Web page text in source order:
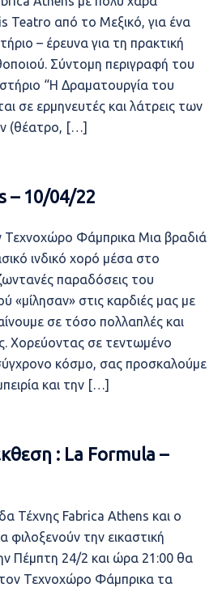
Teatro από το Μεξικό, για ένα
– έρευνα για τη πρακτική
Σύντομη περιγραφή του
“Η Δραματουργία του
σε ερμηνευτές και λάτρεις των
(θέατρο, […]
– 10/04/22
Τεχνοχώρο Φάμπρικα Μια βραδιά
ινδικό χορό μέσα στο
παραδόσεις του
«μίλησαν» στις καρδιές μας με
σε τόσο πολλαπλές και
Χορεύοντας σε τεντωμένο
κόσμο, σας προσκαλούμε
και την […]
: La Formula –
Τέχνης Fabrica Athens και ο
την εικαστική
Πέμπτη 24/2 και ώρα 21:00 θα
Τεχνοχώρο Φάμπρικα τα